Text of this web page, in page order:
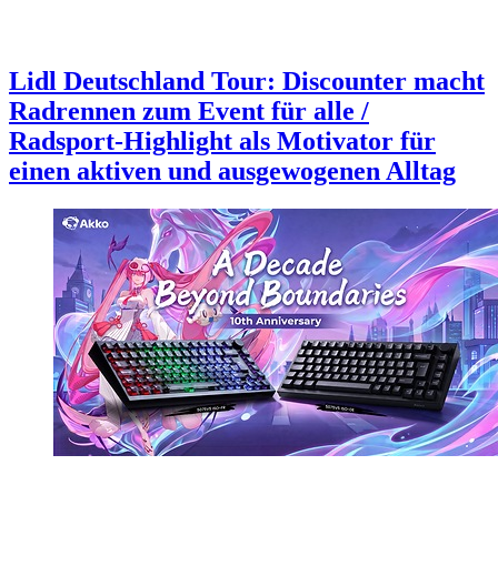
Lidl Deutschland Tour: Discounter macht
Radrennen zum Event für alle /
Radsport-Highlight als Motivator für
einen aktiven und ausgewogenen Alltag